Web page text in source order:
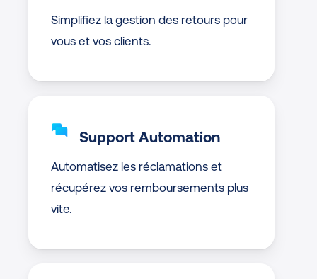
Simplifiez la gestion des retours pour
vous et vos clients.
Support Automation
Automatisez les réclamations et
récupérez vos remboursements plus
vite.